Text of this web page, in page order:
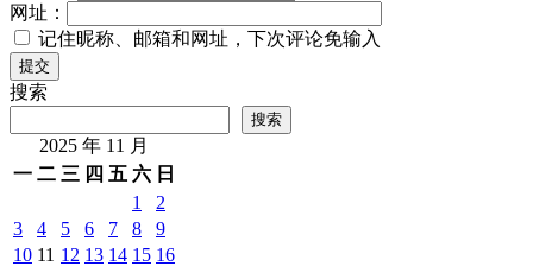
网址：
记住昵称、邮箱和网址，下次评论免输入
提交
搜索
搜索
2025 年 11 月
一 二 三 四 五 六 日
1
2
3
4 5 6 7 8
9
10 11 12 13 14 15 16